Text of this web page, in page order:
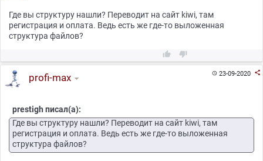
Где вы структуру нашли? Переводит на сайт kiwi, там
регистрация и оплата. Ведь есть же где-то выложенная
структура файлов?
 
23-09-2020 
profi-max
prestigh писал(а):
Где вы структуру нашли? Переводит на сайт kiwi, там
регистрация и оплата. Ведь есть же где-то выложенная
структура файлов?